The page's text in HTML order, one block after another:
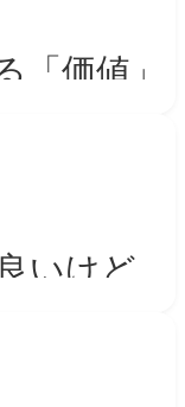
「価値」
てくれる
いけど、
春節事例